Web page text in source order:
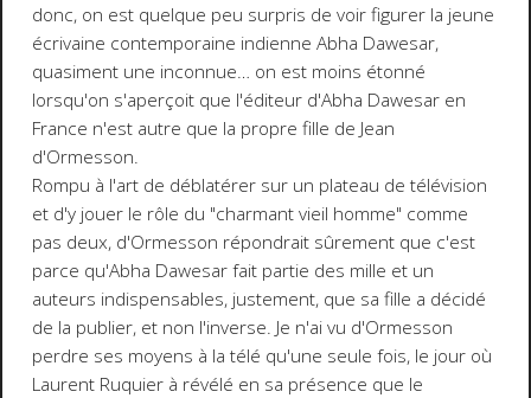
donc, on est quelque peu surpris de voir figurer la jeune
écrivaine contemporaine indienne Abha Dawesar,
quasiment une inconnue… on est moins étonné
lorsqu'on s'aperçoit que l'éditeur d'Abha Dawesar en
France n'est autre que la propre fille de Jean
d'Ormesson.
Rompu à l'art de déblatérer sur un plateau de télévision
et d'y jouer le rôle du "charmant vieil homme" comme
pas deux, d'Ormesson répondrait sûrement que c'est
parce qu'Abha Dawesar fait partie des mille et un
auteurs indispensables, justement, que sa fille a décidé
de la publier, et non l'inverse. Je n'ai vu d'Ormesson
perdre ses moyens à la télé qu'une seule fois, le jour où
Laurent Ruquier à révélé en sa présence que le